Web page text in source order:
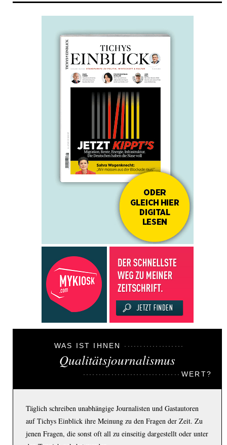
WAS IST IHNEN
Qualitätsjournalismus
WERT?
Täglich schreiben unabhängige Journalisten und Gastautoren
auf Tichys Einblick ihre Meinung zu den Fragen der Zeit. Zu
jenen Fragen, die sonst oft all zu einseitig dargestellt oder unter